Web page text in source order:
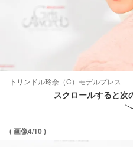
トリンドル玲奈（C）モデルプレス
スクロールすると次
( 画像4/10 )